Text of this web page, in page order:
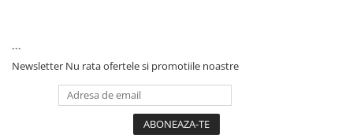
```
Newsletter Nu rata ofertele si promotiile noastre